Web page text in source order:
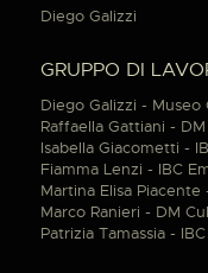
Diego Galizzi
GRUPPO DI
Diego Galizzi -
Raffaella Gattiani -
Isabella Giacometti -
Fiamma Lenzi - IBC
Martina Elisa
Marco Ranieri - DM
Patrizia Tamassia -